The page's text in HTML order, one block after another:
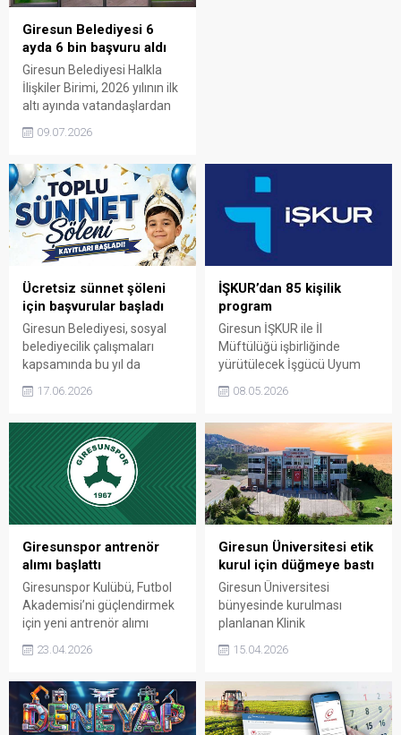
koordinasyonun
güçlendirilmesi hedefi öne
çıktı.
Giresun Belediyesi 6
ayda 6 bin başvuru aldı
Giresun Belediyesi Halkla
İlişkiler Birimi, 2026 yılının ilk
altı ayında vatandaşlardan
değerlendirerek taleplerin
kavuşturdu. Belediye,
vatandaş odaklı hizmet
anlayışıyla başvuruların
takibini sürdürüyor.
09.07.2026
Ücretsiz sünnet şöleni
için başvurular başladı
Giresun Belediyesi, sosyal
belediyecilik çalışmaları
kapsamında bu yıl da
düzenliyor. Ailelere
amaçlayan organizasyon
için başvurular alınmaya
başladı.
17.06.2026
İŞKUR’dan 85 kişilik
program
Giresun İŞKUR ile İl
Müftülüğü işbirliğinde
yürütülecek İşgücü Uyum
başladı. 7 ay sürecek
katılacak.
08.05.2026
Giresunspor antrenör
alımı başlattı
Giresunspor Kulübü, Futbol
Akademisi’ni güçlendirmek
için yeni antrenör alımı
modern futbol anlayışına
çalışabilecek isimleri
kadrosuna katmayı
hedefliyor.
23.04.2026
Giresun Üniversitesi etik
kurul için düğmeye bastı
Giresun Üniversitesi
bünyesinde kurulması
planlanan Klinik
resmi onay alındı. Yeni kurul,
ve şeffaf şekilde
yürütülmesinde önemli bir
rol üstlenecek.
15.04.2026